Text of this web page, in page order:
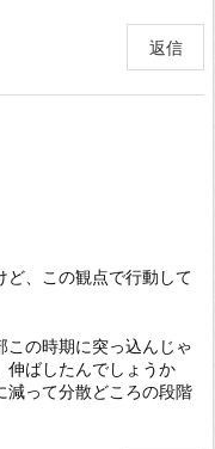
返信
ど、この観点で行動して
この時期に突っ込んじゃ
伸ばしたんでしょうか
って分散どころの段階